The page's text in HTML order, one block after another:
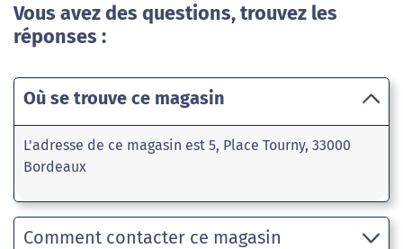
Vous avez des questions, trouvez les
réponses :
Où se trouve ce magasin
L'adresse de ce magasin est 5, Place Tourny, 33000
Bordeaux
Comment contacter ce magasin